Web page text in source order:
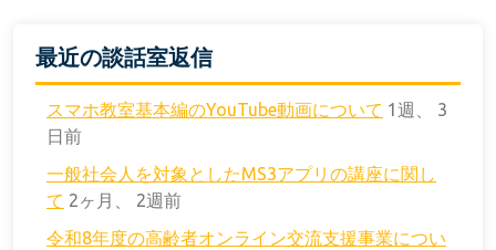
最近の談話室返信
スマホ教室基本編のYouTube動画について 1週、 3
日前
一般社会人を対象としたMS3アプリの講座に関し
て 2ヶ月、 2週前
令和8年度の高齢者オンライン交流支援事業につい